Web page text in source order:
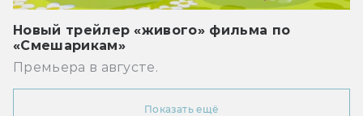
Новый трейлер «живого» фильма по
«Смешарикам»
Премьера в августе.
Показать ещё